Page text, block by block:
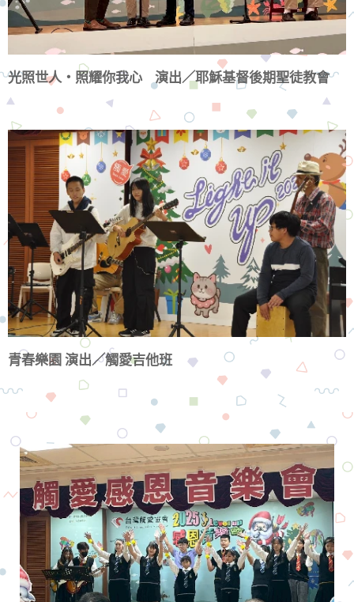
光照世人・照耀你我心 演出／耶穌基督後期聖徒教會
青春樂園 演出／觸愛吉他班